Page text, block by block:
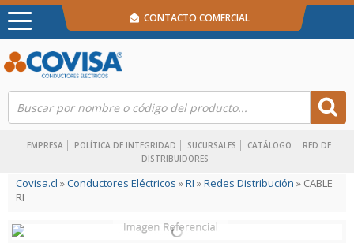
EMPRESA POLÍTICA DE INTEGRIDAD SUCURSALES CATÁLOGO
RED DE
DISTRIBUIDORES
CONTACTO COMERCIAL
Covisa.cl »Conductores Eléctricos »RI »Redes Distribución » CABLE
RI